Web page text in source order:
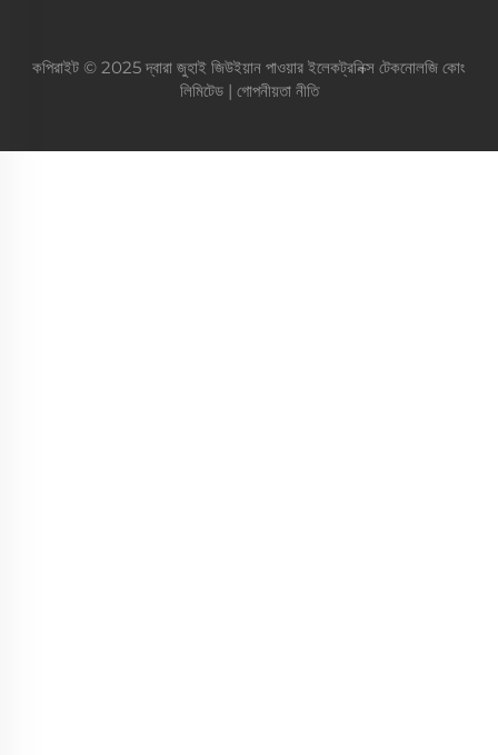
কপিরাইট © 2025 দ্বারা জুহাই জিউইয়ান পাওয়ার ইলেকট্রনিক্স টেকনোলজি কোং
লিমিটেড | গোপনীয়তা নীতি